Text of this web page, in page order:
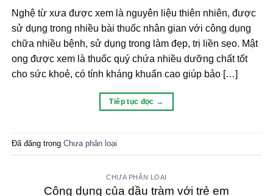
Nghệ từ xưa được xem là nguyên liệu thiên nhiên, được
sử dụng trong nhiều bài thuốc nhân gian với công dụng
chữa nhiều bệnh, sử dụng trong làm đẹp, trị liền sẹo. Mật
ong được xem là thuốc quý chứa nhiều dưỡng chất tốt
cho sức khoẻ, có tính kháng khuẩn cao giúp bảo […]
Tiếp tục đọc →
Đã đăng trong Chưa phân loại
CHƯA PHÂN LOẠI
Công dụng của dầu tràm với trẻ em